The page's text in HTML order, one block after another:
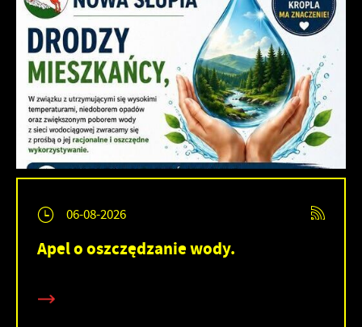
06-08-2026
Apel o oszczędzanie wody.